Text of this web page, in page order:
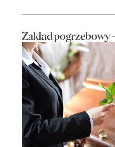
Zakład pogrzebowy